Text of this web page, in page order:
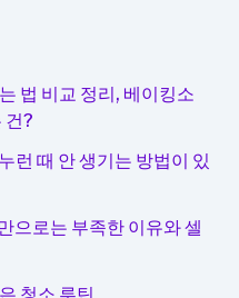
법 비교 정리, 베이킹소
건?
런 때 안 생기는 방법이 있
으로는 부족한 이유와 셀